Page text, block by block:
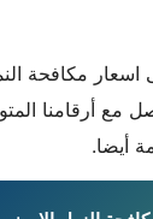
مكافحة
مع أرقامنا
أيضا.